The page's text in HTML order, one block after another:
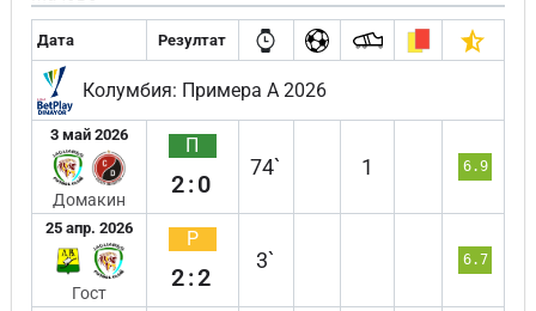
Дата Резултат
Колумбия: Примера А 2026
3 май 2026
Домакин
П
2:0
74` 1 6.9
25 апр. 2026
Гост
Р
2:2
3` 6.7